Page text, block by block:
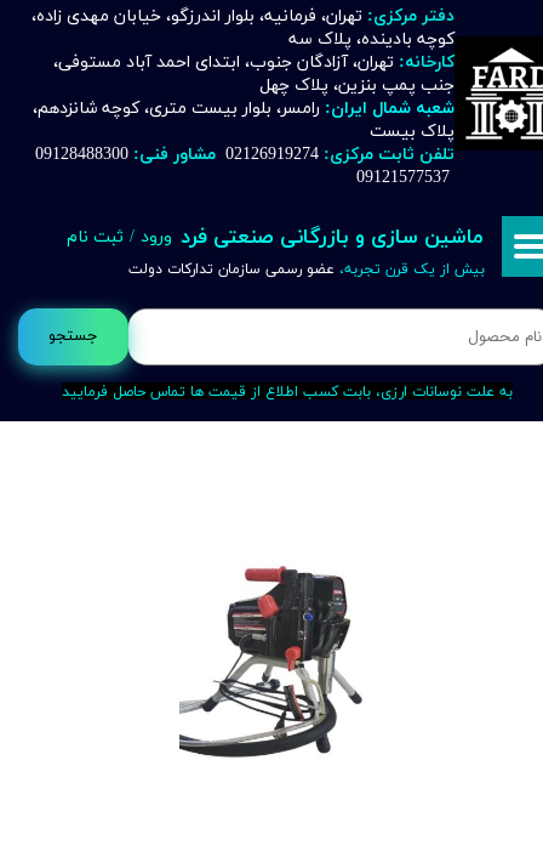
جستجو
دفتر مرکزی: تهران، فرمانیه، بلوار اندرزگو، خیابان مهدی زاده،
کوچه بادینده، پلاک سه
کارخانه: تهران، آزادگان جنوب، ابتدای احمد آباد مستوفی،
جنب پمپ بنزین، پلاک چهل
شعبه شمال ایران: رامسر، بلوار بیست متری، کوچه شانزدهم،
پلاک بیست
تلفن ثابت مرکزی: 02126919274 مشاور فنی:
09121577537
ماشین سازی و بازرگانی صنعتی فرد
بیش از یک قرن تجربه، عضو رسمی سازمان تدارکات دولت
ورود / ثبت نام
حساب کاربری من
تغییر گذر واژه
خروج از حساب کاربری
به علت نوسانات ارزی، بابت کسب اطلاع از قیمت ها تماس حاصل فرمایید